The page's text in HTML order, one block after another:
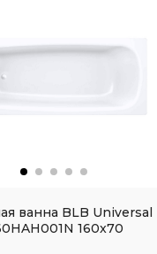
ванна BLB Universal
160x70